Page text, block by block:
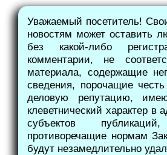
Уважаемый посетитель!
новостям может оставить
без какой-либо
комментарии, не
материала, содержащие
сведения, порочащие
деловую репутацию,
клеветнический характер в
субъектов
противоречащие нормам
будут незамедлительно